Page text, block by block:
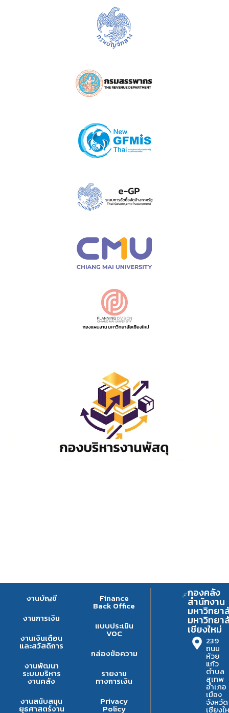
งานบัญชี
งานการเงิน
งานเงินเดือน
และสวัสดิการ
งานพัฒนา
ระบบบริหาร
งานคลัง
งานสนับสนุน
ยุธศาสตร์งาน
Finance
Back Office
แบบประเมิน
VOC
กล่องข้อความ
รายงาน
ทางการเงิน
Privacy
Policy
กองคลัง
สำนักงาน
มหาวิทยา
มหาวิทยา
เชียงใหม่
239
ถนน
ห้วย
แก้ว
ตำบล
สุเทพ
อำเภอ
เมือง
จังหวัด
เชียงใ